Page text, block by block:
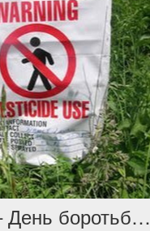
3 грудня – День боротьби з пестицидами